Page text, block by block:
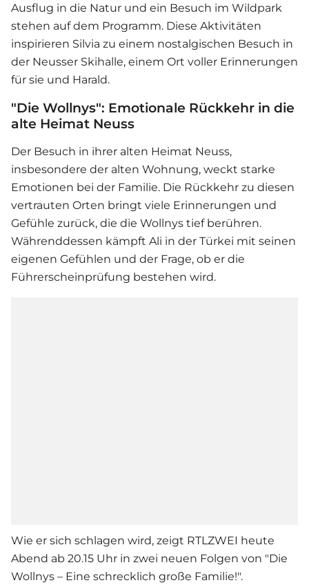
Ausflug in die Natur und ein Besuch im Wildpark
stehen auf dem Programm. Diese Aktivitäten
inspirieren Silvia zu einem nostalgischen Besuch in
der Neusser Skihalle, einem Ort voller Erinnerungen
für sie und Harald.
"Die Wollnys": Emotionale Rückkehr in die
alte Heimat Neuss
Der Besuch in ihrer alten Heimat Neuss,
insbesondere der alten Wohnung, weckt starke
Emotionen bei der Familie. Die Rückkehr zu diesen
vertrauten Orten bringt viele Erinnerungen und
Gefühle zurück, die die Wollnys tief berühren.
Währenddessen kämpft Ali in der Türkei mit seinen
eigenen Gefühlen und der Frage, ob er die
Führerscheinprüfung bestehen wird.
Wie er sich schlagen wird, zeigt RTLZWEI heute
Abend ab 20.15 Uhr in zwei neuen Folgen von "Die
Wollnys – Eine schrecklich große Familie!".